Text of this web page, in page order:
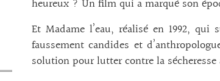
heureux ? Un film qui a marqué son
Et Madame l’eau, réalisé en 1992,
faussement candides et
solution pour lutter contre la sécheresse